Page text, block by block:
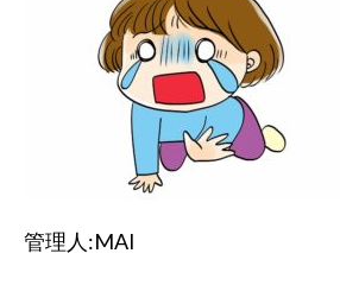
管理人:MAI